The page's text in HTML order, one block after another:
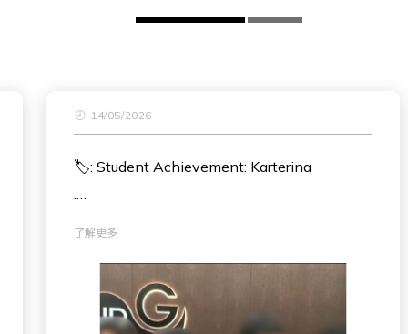
14/05/2026
🏷: Student Achievement: Karterina
🖊: Karterina took part in a belt promotion
exam in Taekwondo and is now a green
belt!
了解更多